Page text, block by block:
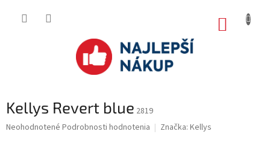
Kellys Revert blue 2819
Priemerné
Neohodnotené Podrobnosti hodnotenia Značka: Kellys